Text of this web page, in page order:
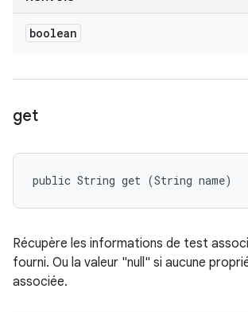
boolean
get
public String get (String name)
Récupère les informations de test
fourni. Ou la valeur "null" si aucune
associée.